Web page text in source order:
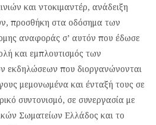
και ντοκιμαντέρ, ανάδειξη
προσθήκη στα οδόσημα των
αναφοράς σ’ αυτόν που έδωσε
και εμπλουτισμός των
εκδηλώσεων που διοργανώνονται
μεμονωμένα και ένταξή τους σε
συντονισμό, σε συνεργασία με
Σωματείων Ελλάδος και το